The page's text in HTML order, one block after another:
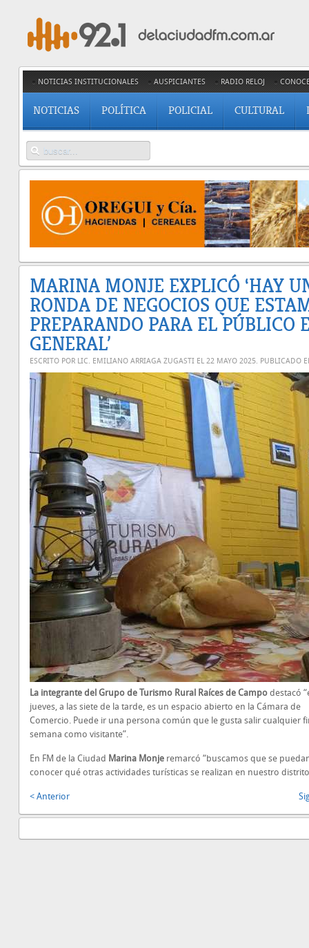
NOTICIAS INSTITUCIONALES AUSPICIANTES RADIO RELOJ
NOTICIAS POLÍTICA POLICIAL CULTURAL
MARINA MONJE EXPLICÓ ‘HAY
RONDA DE NEGOCIOS QUE
PREPARANDO PARA EL PÚBLICO
GENERAL’
ESCRITO POR LIC. EMILIANO ARRIAGA ZUGASTI EL 22 MAYO 2025. PUBLICADO
La integrante del Grupo de Turismo Rural Raíces de Campo destacó
jueves, a las siete de la tarde, es un espacio abierto en la Cámara de
Comercio. Puede ir una persona común que le gusta salir cualquier
semana como visitante”.
En FM de la Ciudad Marina Monje remarcó “buscamos que se
conocer qué otras actividades turísticas se realizan en nuestro
< Anterior